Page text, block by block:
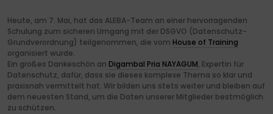
Heute, am 7. Mai, hat das ALEBA-Team an einer hervorragenden
Schulung zum sicheren Umgang mit der DSGVO (Datenschutz-
Grundverordnung) teilgenommen, die vom House of Training
organisiert wurde.
Ein großes Dankeschön an Digambal Pria NAYAGUM, Expertin für
Datenschutz, dafür, dass sie dieses komplexe Thema so klar und
praxisnah vermittelt hat. Wir bilden uns stets weiter und bleiben auf
dem neuesten Stand, um die Daten unserer Mitglieder bestmöglich
zu schützen.